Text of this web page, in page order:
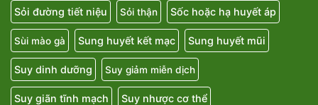
Sỏi đường tiết niệu Sỏi thận Sốc hoặc hạ huyết áp
Sùi mào gà Sung huyết kết mạc Sung huyết mũi
Suy dinh dưỡng Suy giảm miễn dịch
Suy giãn tĩnh mạch Suy nhược cơ thể